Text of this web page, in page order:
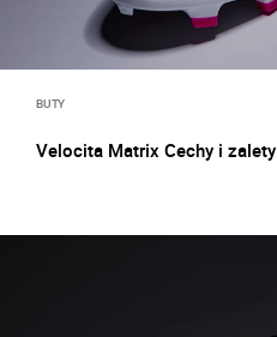
BUTY
Velocita Matrix Cechy i zalety